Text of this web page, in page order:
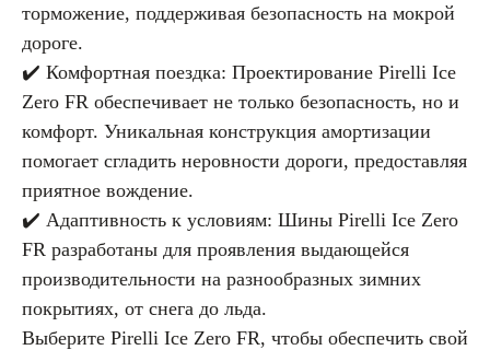
торможение, поддерживая безопасность на мокрой
дороге.
✔️ Комфортная поездка: Проектирование Pirelli Ice
Zero FR обеспечивает не только безопасность, но и
комфорт. Уникальная конструкция амортизации
помогает сгладить неровности дороги, предоставляя
приятное вождение.
✔️ Адаптивность к условиям: Шины Pirelli Ice Zero
FR разработаны для проявления выдающейся
производительности на разнообразных зимних
покрытиях, от снега до льда.
Выберите Pirelli Ice Zero FR, чтобы обеспечить свой